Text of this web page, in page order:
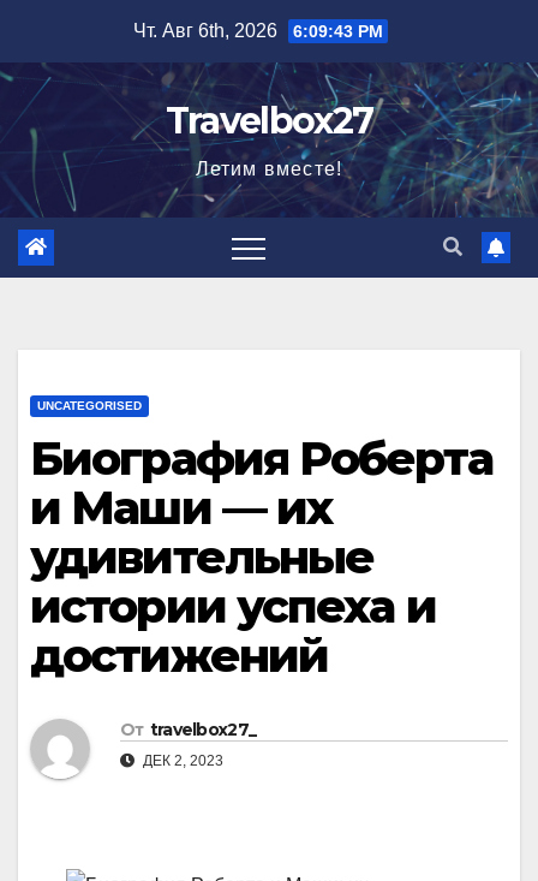
содержимому
Чт. Авг 6th, 2026 6:09:44 PM
Travelbox27
Летим вместе!
UNCATEGORISED
Биография Роберта
и Маши — их
удивительные
истории успеха и
достижений
От travelbox27_
ДЕК 2, 2023